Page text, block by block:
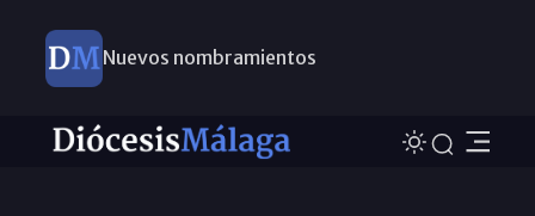
Nuevos nombramientos